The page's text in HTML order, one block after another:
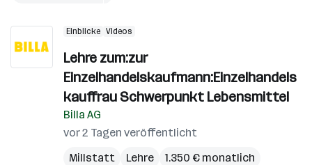
Einblicke Videos
Lehre zum:zur
Einzelhandelskaufmann:Einzelhandels
kauffrau Schwerpunkt Lebensmittel
Billa AG
vor 2 Tagen veröffentlicht
Millstatt
Lehre 1.350 € monatlich